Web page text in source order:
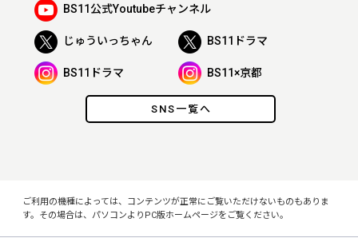
SNS一覧へ
BS11公式Youtubeチャンネル
じゅういっちゃん BS11ドラマ
BS11ドラマ BS11×京都
ご利用の機種によっては、コンテンツが正常にご覧いただけないものもありま
す。その場合は、パソコンよりPC版ホームページをご覧ください。